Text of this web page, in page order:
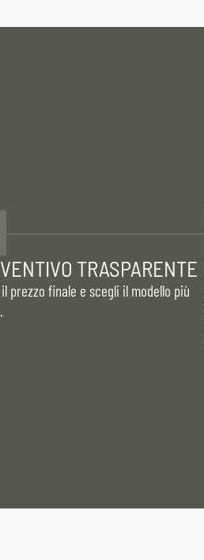
TRASPARENTE
prezzo finale e scegli il modello più